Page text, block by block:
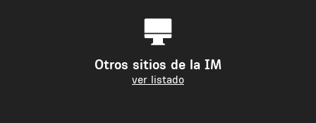
Otros sitios de la IM
ver listado